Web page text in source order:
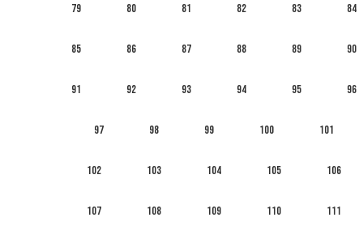
79 80 81 82 83 84
85 86 87 88 89 90
91 92 93 94 95 96
97 98 99 100 101
102 103 104 105 106
107 108 109 110 111